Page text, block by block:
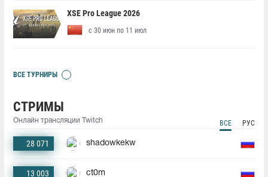
XSE Pro League 2026
с 30 июн по 11 июл
ВСЕ ТУРНИРЫ
СТРИМЫ
Онлайн трансляции Twitch ВСЕ РУС
28 071 shadowkekw
13 003 ct0m